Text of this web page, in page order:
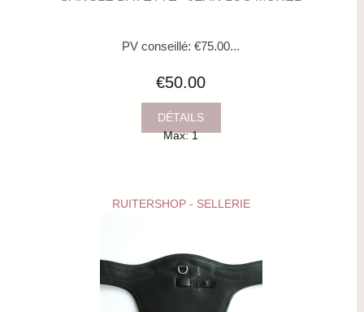
PV conseillé: €75.00...
€50.00
DÉTAILS
Max: 1
RUITERSHOP - SELLERIE